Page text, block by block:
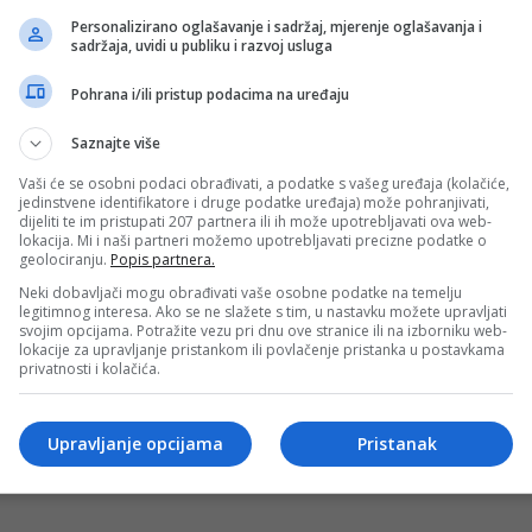
BiH, upravo je potpisao za klub iz četvrte italijanske lige
Bosne i Hercegovine, pronašao je novi klub u
Armin Cibra: “Nadamo se plasmanu u Prvu ligu FBiH”
prvak je Druge lige Federacije Bosne i Hercegovine
turnira, Zejna Krantić za SOP: “Ovo je bio čisti san,
međunarodnog MMA turnira na kojem će Zejna Krantić
Zrinjskog koja obilazi svijet (FOTO)
su otvorili utakmicu 4. kola Konferencijske lige
Personalizirano oglašavanje i sadržaj, mjerenje oglašavanja i
sadržaja, uvidi u publiku i razvoj usluga
Pohrana i/ili pristup podacima na uređaju
Saznajte više
Vaši će se osobni podaci obrađivati, a podatke s vašeg uređaja (kolačiće,
jedinstvene identifikatore i druge podatke uređaja) može pohranjivati,
dijeliti te im pristupati 207 partnera ili ih može upotrebljavati ova web-
lokacija. Mi i naši partneri možemo upotrebljavati precizne podatke o
geolociranju. Popis partnera.
Neki dobavljači mogu obrađivati vaše osobne podatke na temelju
legitimnog interesa. Ako se ne slažete s tim, u nastavku možete upravljati
svojim opcijama. Potražite vezu pri dnu ove stranice ili na izborniku web-
lokacije za upravljanje pristankom ili povlačenje pristanka u postavkama
privatnosti i kolačića.
Pristanak
Upravljanje opcijama